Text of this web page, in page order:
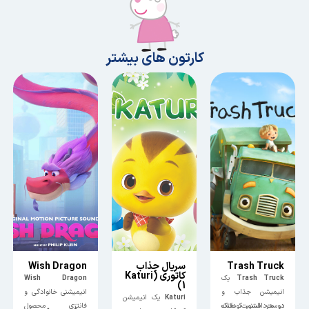
کارتون های بیشتر
Trash Truck
Trash Truckیک
انیمیشن جذاب و
دوست‌داشتنی کودکانه
در هر قسمت، هنک
سریال جذاب
کاتوری (Katuri
1)
Katuriیک انیمیشن
Wish Dragon
Wish Dragon
انیمیشنی خانوادگی و
فانتزی محصول